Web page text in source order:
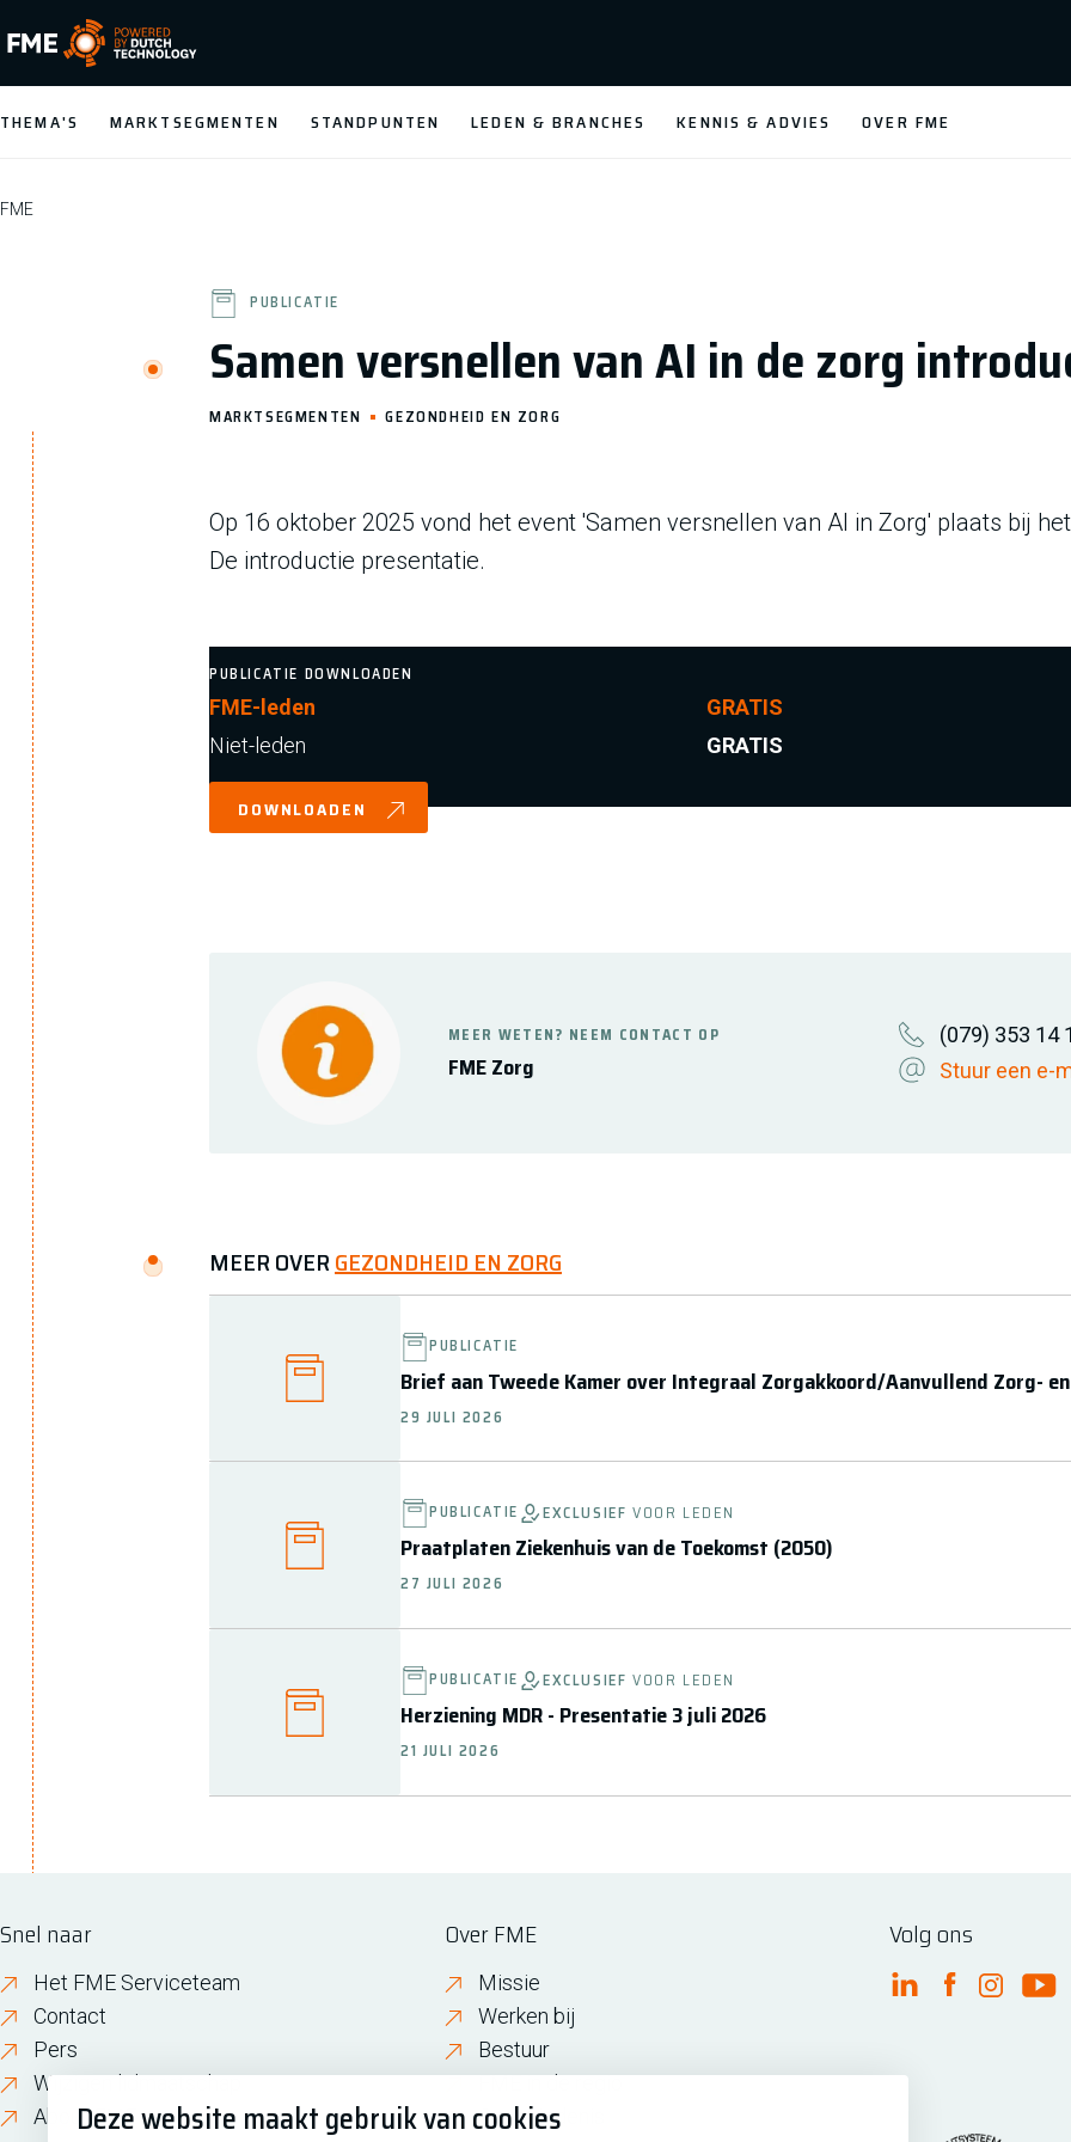
Deze website maakt gebruik van cookies
FME Logo, to the homepage
THEMA'S MARKTSEGMENTEN STANDPUNTEN LEDEN & BRANCHES KENNIS & ADVIES OVER FME
FME
Samen versnellen van AI in de zorg
PUBLICATIE
MARKTSEGMENTEN GEZONDHEID EN ZORG
Op 16 oktober 2025 vond het event 'Samen versnellen van AI in Zorg' plaats bij
De introductie presentatie.
PUBLICATIE DOWNLOADEN
FME-leden
GRATIS
Niet-leden
GRATIS
DOWNLOADEN
FME Zorg
MEER WETEN? NEEM CONTACT OP
(079) 353 14
Stuur een e-
MEER OVERGEZONDHEID EN ZORG
PUBLICATIE
Brief aan Tweede Kamer over Integraal Zorgakkoord/Aanvullend Zorg-
29 JULI 2026
PUBLICATIE EXCLUSIEF VOOR LEDEN
Praatplaten Ziekenhuis van de Toekomst (2050)
27 JULI 2026
PUBLICATIE EXCLUSIEF VOOR LEDEN
Herziening MDR - Presentatie 3 juli 2026
21 JULI 2026
Snel naar
Het FME Serviceteam
Contact
Pers
Wijzigen lidmaatschap
About FME
Over FME
Missie
Werken bij
Bestuur
FME in de regio
Geschiedenis
Volg ons
FME Linkedin
FMEFME